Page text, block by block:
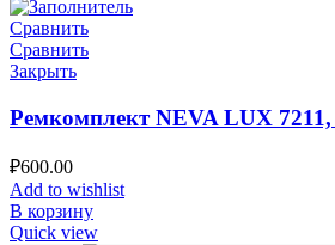
Сравнить
Сравнить
Закрыть
Ремкомплект NEVA LUX 7211,
₽600.00
Add to wishlist
В корзину
Quick view